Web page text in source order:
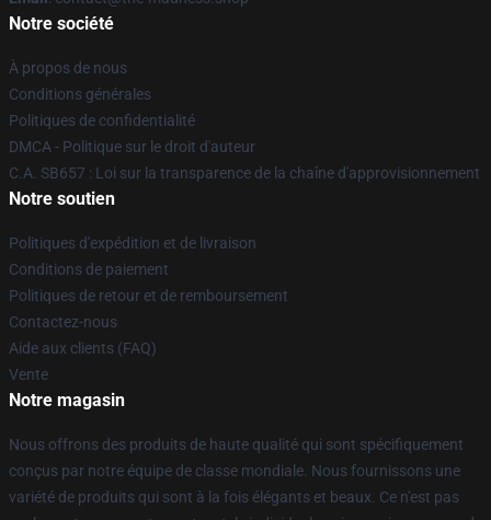
Notre société
À propos de nous
Conditions générales
Politiques de confidentialité
DMCA - Politique sur le droit d'auteur
C.A. SB657 : Loi sur la transparence de la chaîne d'approvisionnement
Notre soutien
Politiques d'expédition et de livraison
Conditions de paiement
Politiques de retour et de remboursement
Contactez-nous
Aide aux clients (FAQ)
Vente
Notre magasin
Nous offrons des produits de haute qualité qui sont spécifiquement
conçus par notre équipe de classe mondiale. Nous fournissons une
variété de produits qui sont à la fois élégants et beaux. Ce n'est pas